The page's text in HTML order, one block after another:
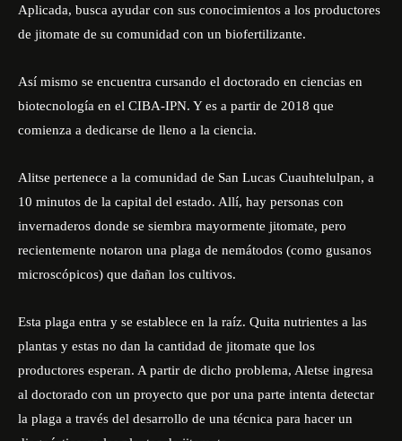
Aplicada, busca ayudar con sus conocimientos a los productores
de jitomate de su comunidad con un biofertilizante.
Así mismo se encuentra cursando el doctorado en ciencias en
biotecnología en el CIBA-IPN. Y es a partir de 2018 que
comienza a dedicarse de lleno a la ciencia.
Alitse pertenece a la comunidad de San Lucas Cuauhtelulpan, a
10 minutos de la capital del estado. Allí, hay personas con
invernaderos donde se siembra mayormente jitomate, pero
recientemente notaron una plaga de nemátodos (como gusanos
microscópicos) que dañan los cultivos.
Esta plaga entra y se establece en la raíz. Quita nutrientes a las
plantas y estas no dan la cantidad de jitomate que los
productores esperan. A partir de dicho problema, Aletse ingresa
al doctorado con un proyecto que por una parte intenta detectar
la plaga a través del desarrollo de una técnica para hacer un